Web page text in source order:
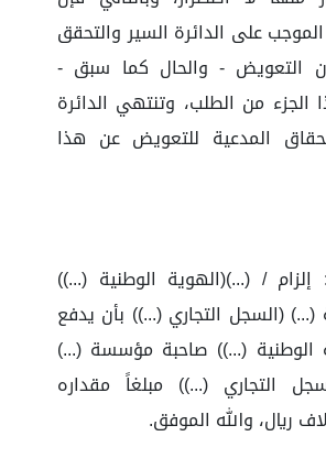
على الدائرة السير والتحقق
التعويض - والحال كما سبق -
من الطلب، وتنتهي الدائرة
المدعية للتعويض عن هذا
إلزام / (...)(الهوية الوطنية (...))
(السجل التجاري (...)) بأن يدفع
الوطنية (...)) صاحبة مؤسسة (...)
التجاري (...)) مبلغاً مقداره